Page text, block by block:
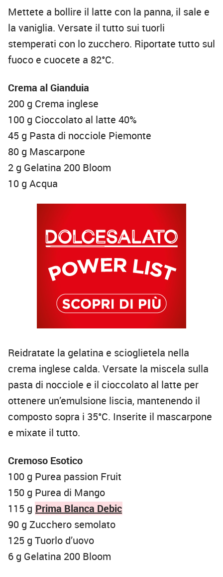
Mettete a bollire il latte con la panna, il sale e
la vaniglia. Versate il tutto sui tuorli
stemperati con lo zucchero. Riportate tutto sul
fuoco e cuocete a 82°C.
Crema al Gianduia
200 g Crema inglese
100 g Cioccolato al latte 40%
45 g Pasta di nocciole Piemonte
80 g Mascarpone
2 g Gelatina 200 Bloom
10 g Acqua
Reidratate la gelatina e scioglietela nella
crema inglese calda. Versate la miscela sulla
pasta di nocciole e il cioccolato al latte per
ottenere un’emulsione liscia, mantenendo il
composto sopra i 35°C. Inserite il mascarpone
e mixate il tutto.
Cremoso Esotico
100 g Purea passion Fruit
150 g Purea di Mango
115 g Prima Blanca Debic
90 g Zucchero semolato
125 g Tuorlo d’uovo
6 g Gelatina 200 Bloom